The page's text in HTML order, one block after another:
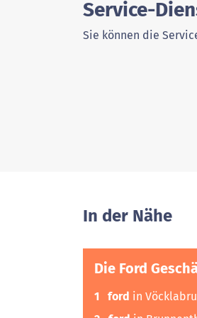
Service-
Sie können die
In der Nähe
Die Ford
1 ford in